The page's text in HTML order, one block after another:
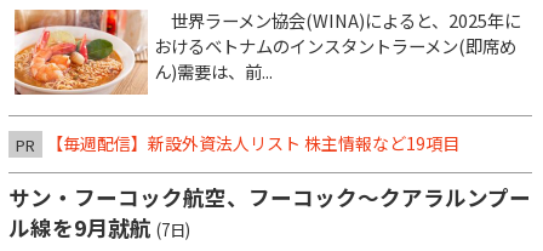
世界ラーメン協会(WINA)によると、2025年に
おけるベトナムのインスタントラーメン(即席め
ん)需要は、前...
PR 【毎週配信】新設外資法人リスト 株主情報など19項目
サン・フーコック航空、フーコック～クアラルンプー
ル線を9月就航 (7日)